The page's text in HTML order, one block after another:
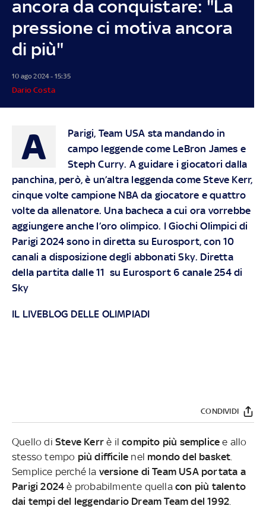
ancora da conquistare: "La
pressione ci motiva ancora
di più"
10 ago 2024 - 15:35
Dario Costa
A
Parigi, Team USA sta mandando in
campo leggende come LeBron James e
Steph Curry. A guidare i giocatori dalla
panchina, però, è un’altra leggenda come Steve Kerr,
cinque volte campione NBA da giocatore e quattro
volte da allenatore. Una bacheca a cui ora vorrebbe
aggiungere anche l’oro olimpico. I Giochi Olimpici di
Parigi 2024 sono in diretta su Eurosport, con 10
canali a disposizione degli abbonati Sky. Diretta
della partita dalle 11 su Eurosport 6 canale 254 di
Sky
IL LIVEBLOG DELLE OLIMPIADI
CONDIVIDI
Quello di Steve Kerr è ilcompito più semplice e allo
stesso tempo più difficile nel mondo del basket
Semplice perché la versione di Team USA portata a
Parigi 2024 è probabilmente quellacon più talento
dai tempi del leggendario Dream Team del 1992